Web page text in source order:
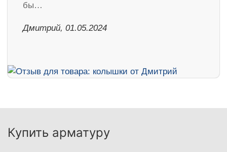
бы…
Дмитрий, 01.05.2024
Купить арматуру